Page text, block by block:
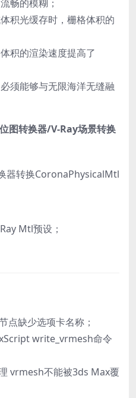
畅的模糊；
积光缓存时，栅格体积的
积的渲染速度提高了
须能够与无限海洋无缝融
图转换器/V-Ray场景转换
器转换CoronaPhysicalMtl
Mtl预设；
点缺少选项卡名称；
write_vrmesh命令
vrmesh不能被3ds Max覆